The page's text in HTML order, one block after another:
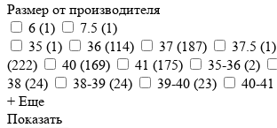
Размер от производителя
6 (1) 7.5 (1)
35 (1) 36 (114) 37 (187) 37.5 (1)
(222) 40 (169) 41 (175) 35-36 (2)
38 (24) 38-39 (24) 39-40 (23) 40-41
+ Еще
Показать